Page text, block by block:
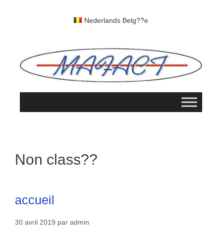
Nederlands Belg??e
Non class??
accueil
30 avril 2019 par admin